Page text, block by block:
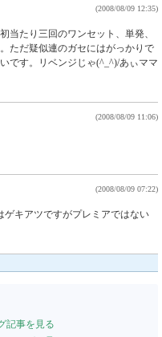
たり三回のワンセット、単発、
ただ疑似連のガセにはがっかりで
です。リベンジじゃ(^_^)/あぃママ
(2008/08/09 12:35)
(2008/08/09 11:06)
キアツですがプレミアではない
(2008/08/09 07:22)
記事を見る